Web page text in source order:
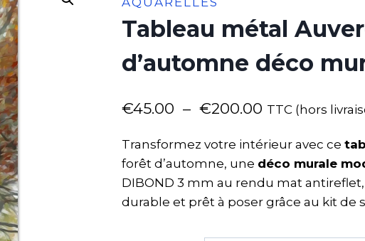
Tableau métal
d’automne déco
€45.00 – €200.00 TTC (hors
Transformez votre intérieur avec ce
forêt d’automne, une déco murale
DIBOND 3 mm au rendu mat
durable et prêt à poser grâce au kit de